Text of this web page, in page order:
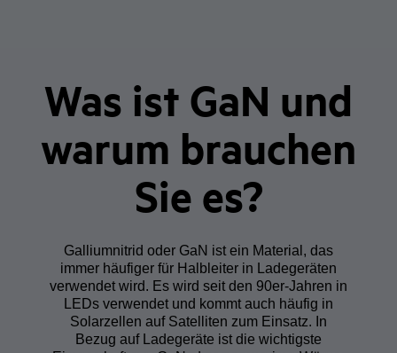
Was ist GaN und
warum brauchen
Sie es?
Galliumnitrid oder GaN ist ein Material, das
immer häufiger für Halbleiter in Ladegeräten
verwendet wird. Es wird seit den 90er-Jahren in
LEDs verwendet und kommt auch häufig in
Solarzellen auf Satelliten zum Einsatz. In
Bezug auf Ladegeräte ist die wichtigste